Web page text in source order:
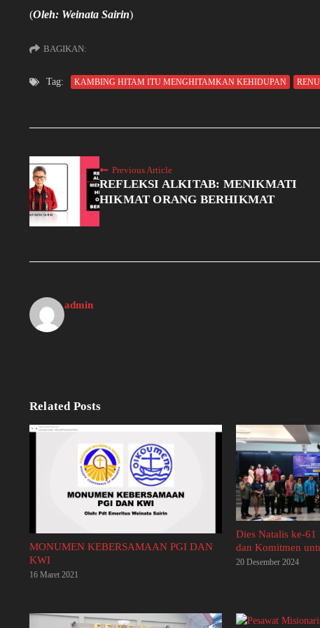
(Oleh: Weinata Sairin)
BAGIKAN:
Tag: KAMBING HITAM ITU MENGHITAMKAN KEHIDUPAN
Previous Article
REFLEKSI ALKITAB: MENIKMATI
HIKMAT ORANG BERHIKMAT
admin
Related Posts
MONUMEN KEBERSAMAAN PGI DAN
KWI
16 Maret 2021
Dies Natalis ke-
dan Komitmen
20 Desember 2024